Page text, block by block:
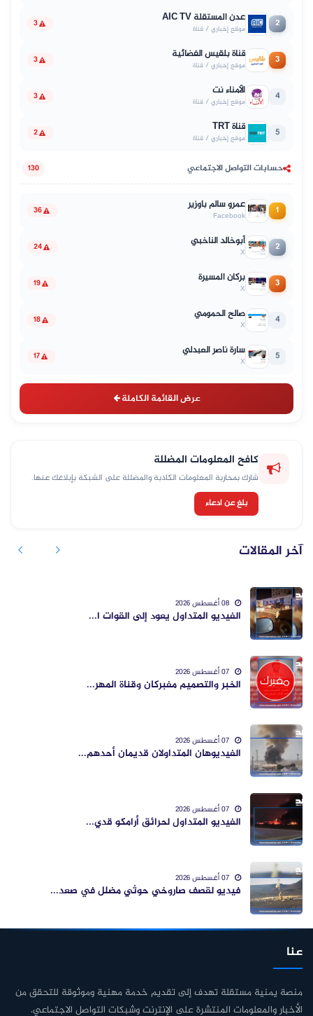
2 عدن المستقلة AIC TV
موقع إخباري / قناة 3
3 قناة بلقيس الفضائية
موقع إخباري / قناة 3
4 الأمناء نت
موقع إخباري / قناة 3
5 قناة TRT
موقع إخباري / قناة 2
حسابات التواصل الاجتماعي 130
1 عمرو سالم باوزير
Facebook
36
2 أبوخالد الناخبي
X
24
3 بركان المسيرة
X
19
4 صالح الحمومي
X
18
5 سارة ناصر العبدلي
X
17
عرض القائمة الكاملة
كافح المعلومات المضللة
شارك بمحاربة المعلومات الكاذبة والمضللة على الشبكة بإبلاغك عنها.
بلغ عن ادعاء
آخر المقالات
الفيديو المتداول يعود إلى القوات ا...
الخبر والتصميم مفبركان وقناة المهر...
الفيديوهان المتداولان قديمان أحدهم...
الفيديو المتداول لحرائق أرامكو قدي...
فيديو لقصف صاروخي حوثي مضلل في صعد...
عنا
منصة يمنية مستقلة تهدف إلى تقديم خدمة مهنية وموثوقة للتحقق من
الأخبار والمعلومات المنتشرة على الإنترنت وشبكات التواصل الاجتماعي.